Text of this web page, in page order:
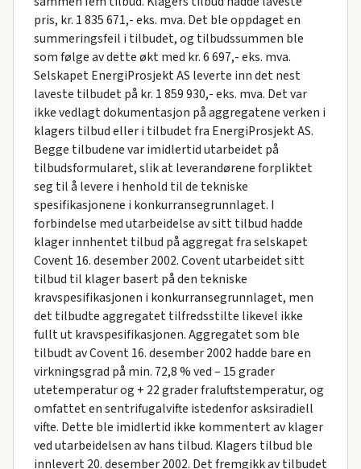
pris, kr. 1 835 671,- eks. mva. Det ble oppdaget en
summeringsfeil i tilbudet, og tilbudssummen ble
som følge av dette økt med kr. 6 697,- eks. mva.
Selskapet EnergiProsjekt AS leverte inn det nest
laveste tilbudet på kr. 1 859 930,- eks. mva. Det var
ikke vedlagt dokumentasjon på aggregatene verken i
klagers tilbud eller i tilbudet fra EnergiProsjekt AS.
Begge tilbudene var imidlertid utarbeidet på
tilbudsformularet, slik at leverandørene forpliktet
seg til å levere i henhold til de tekniske
spesifikasjonene i konkurransegrunnlaget. I
forbindelse med utarbeidelse av sitt tilbud hadde
klager innhentet tilbud på aggregat fra selskapet
Covent 16. desember 2002. Covent utarbeidet sitt
tilbud til klager basert på den tekniske
kravspesifikasjonen i konkurransegrunnlaget, men
det tilbudte aggregatet tilfredsstilte likevel ikke
fullt ut kravspesifikasjonen. Aggregatet som ble
tilbudt av Covent 16. desember 2002 hadde bare en
virkningsgrad på min. 72,8 % ved – 15 grader
utetemperatur og + 22 grader fraluftstemperatur, og
omfattet en sentrifugalvifte istedenfor asksiradiell
vifte. Dette ble imidlertid ikke kommentert av klager
ved utarbeidelsen av hans tilbud. Klagers tilbud ble
innlevert 20. desember 2002. Det fremgikk av tilbudet